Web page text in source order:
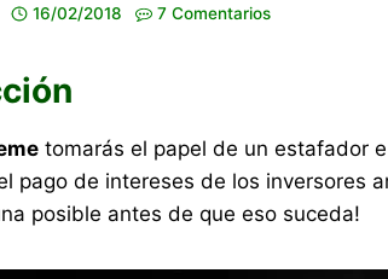
16/02/2018 7 Comentarios
tomarás el papel de un estafador
pago de intereses de los inversores
posible antes de que eso suceda!